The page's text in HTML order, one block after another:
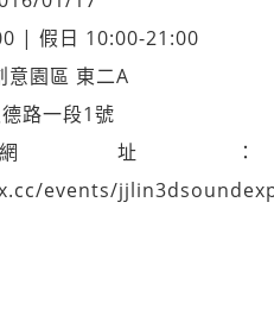
| 假日 10:00-21:00
意園區 東二A
路一段1號
址：
events/